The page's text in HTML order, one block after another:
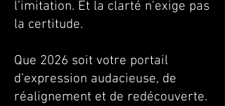
l’imitation. Et la clarté n’exige pas
la certitude.
Que 2026 soit votre portail
d’expression audacieuse, de
réalignement et de redécouverte.